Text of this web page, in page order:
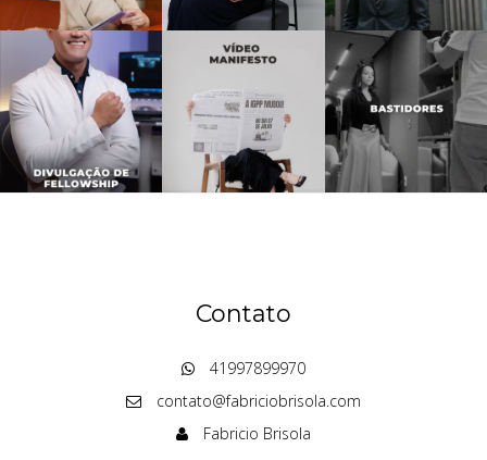
Contato
41997899970
contato@fabriciobrisola.com
Fabricio Brisola